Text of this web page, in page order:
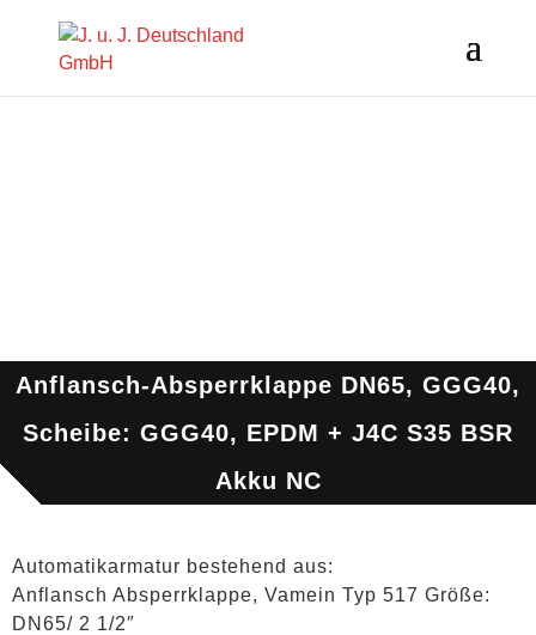
Anflansch-Absperrklappe DN65, GGG40,
Scheibe: GGG40, EPDM + J4C S35 BSR
Akku NC
Automatikarmatur bestehend aus:
Anflansch Absperrklappe, Vamein Typ 517 Größe:
DN65/ 2 1/2″